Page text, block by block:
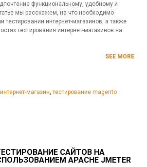
функциональному, удобному и
мы расскажем, на что необходимо
тестировании интернет-магазинов, а также
тестирования интернет-магазинов на
SEE MORE
интернет-магазин, тестирование magento
САЙТОВ НА
APACHE JMETER